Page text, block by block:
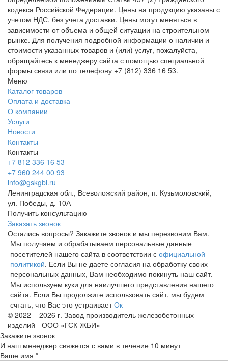
кодекса Российской Федерации. Цены на продукцию указаны с
учетом НДС, без учета доставки. Цены могут меняться в
зависимости от объема и общей ситуации на строительном
рынке. Для получения подробной информации о наличии и
стоимости указанных товаров и (или) услуг, пожалуйста,
обращайтесь к менеджеру сайта с помощью специальной
формы связи или по телефону +7 (812) 336 16 53.
Меню
Каталог товаров
Оплата и доставка
О компании
Услуги
Новости
Контакты
Контакты
+7 812 336 16 53
+7 960 244 00 93
info@gskgbi.ru
Ленинградская обл., Всеволожский район, п. Кузьмоловский,
ул. Победы, д. 10А
Получить консультацию
Заказать звонок
Остались вопросы? Закажите звонок и мы перезвоним Вам.
Мы получаем и обрабатываем персональные данные
посетителей нашего сайта в соответствии с официальной
политикой. Если Вы не даете согласия на обработку своих
персональных данных, Вам необходимо покинуть наш сайт.
Мы используем куки для наилучшего представления нашего
сайта. Если Вы продолжите использовать сайт, мы будем
счтать, что Вас это устраиваетОк
© 2022 – 2026 г. Завод производитель железобетонных
изделий - ООО «ГСК-ЖБИ»
Закажите звонок
И наш менеджер свяжется с вами в течение 10 минут
Ваше имя *